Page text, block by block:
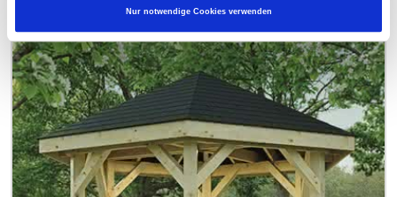
Nur notwendige Cookies verwenden
Was halten Sie von ...